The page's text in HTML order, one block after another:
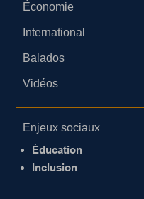
Économie
International
Balados
Vidéos
Enjeux sociaux
Éducation
Inclusion